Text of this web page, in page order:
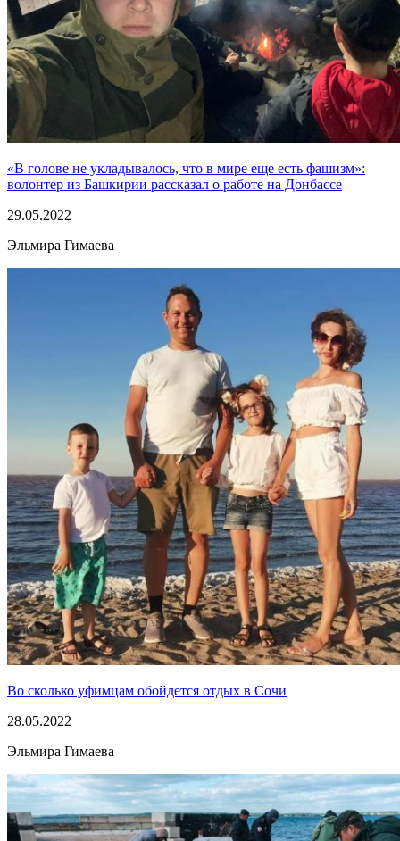
«В голове не укладывалось, что в мире еще есть фашизм»:
волонтер из Башкирии рассказал о работе на Донбассе
29.05.2022
Эльмира Гимаева
Во сколько уфимцам обойдется отдых в Сочи
28.05.2022
Эльмира Гимаева